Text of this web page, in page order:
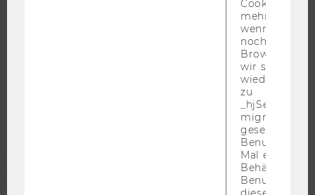
Cookie, das
mehr setzen,
wenn ein
noch in
Browser hat,
wir seinen
zu
migrieren.
gesetzt,
Benutzer
Mal eine
Behält die
Benutzer-ID